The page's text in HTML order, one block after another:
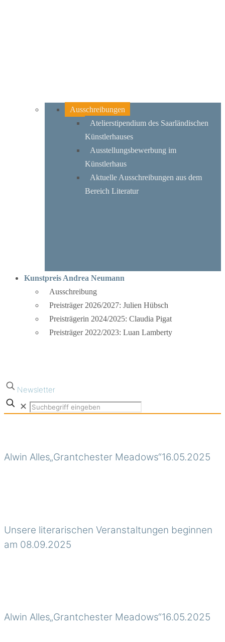
Ausschreibungen
Atelierstipendium des Saarländischen
Künstlerhauses
Ausstellungsbewerbung im
Künstlerhaus
Aktuelle Ausschreibungen aus dem
Bereich Literatur
Kunstpreis Andrea Neumann
Ausschreibung
Preisträger 2026/2027: Julien Hübsch
Preisträgerin 2024/2025: Claudia Pigat
Preisträger 2022/2023: Luan Lamberty
Newsletter
✕
Alwin Alles„Grantchester Meadows“16.05.2025
Unsere literarischen Veranstaltungen beginnen
am 08.09.2025
Alwin Alles„Grantchester Meadows“16.05.2025